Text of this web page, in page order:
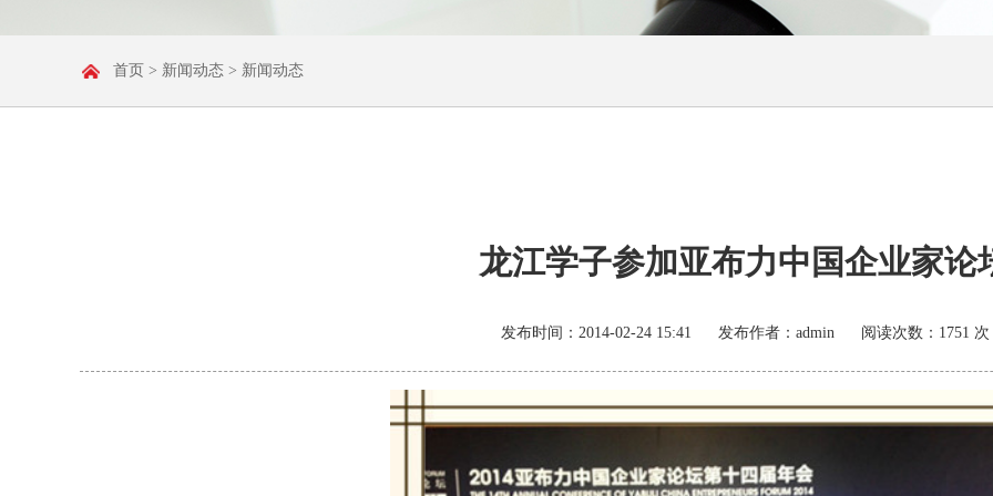
首页 > 新闻动态 > 新闻动态
龙江学子参加亚布力中国企业家论
发布时间： 2014-02-24 15:41 发布作者： admin 阅读次数： 1751 次